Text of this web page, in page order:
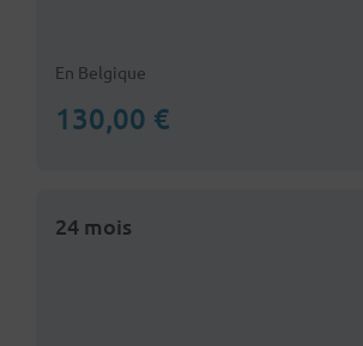
En Belgique
130,00 €
24 mois